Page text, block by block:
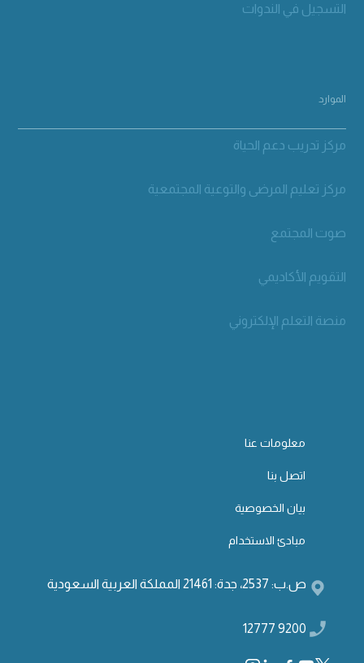
التسجيل في الندوات
الموارد
مركز تدريب دعم الحياة
مركز تعليم المرضى والتوعية المجتمعية
صوت المجتمع
التقويم الأكاديمي
منصة التعلم الإلكتروني
معلومات عنا
اتصل بنا
بيان الخصوصية
مبادئ الاستخدام
ص.ب: 2537، جدة: 21461 المملكة العربية السعودية
9200 12777